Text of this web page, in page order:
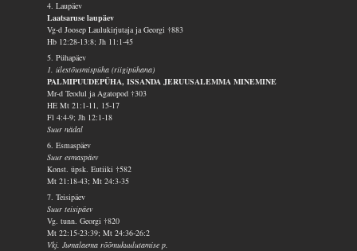
4. Laupäev
Laatsaruse laupäev
Vg-d Joosep Laulukirjutaja ja Georgi †883
Hb 12:28-13:8; Jh 11:1-45
5. Pühapäev
1. ülestõusmispüha (riigipühana)
PALMIPUUDEPÜHA, ISSANDA JERUUSALEMMA MINEMINE
Mr-d Teodul ja Agatopod †303
HE Mt 21:1-11, 15-17
Fl 4:4-9; Jh 12:1-18
Suur nädal
6. Esmaspäev
Suur esmaspäev
Konst. üpsk. Eutiiki †582
Mt 21:18-43; Mt 24:3-35
7. Teisipäev
Suur teisipäev
Vg. tunn. Georgi †820
Mt 22:15-23:39; Mt 24:36-26:2
Vkj. Jumalaema rõõmukuulutamise p.